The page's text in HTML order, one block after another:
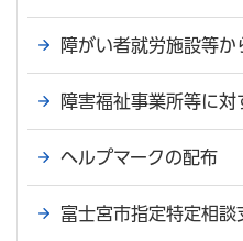
障がい者就労施設等
障害福祉事業所等に
ヘルプマークの配布
富士宮市指定特定相談